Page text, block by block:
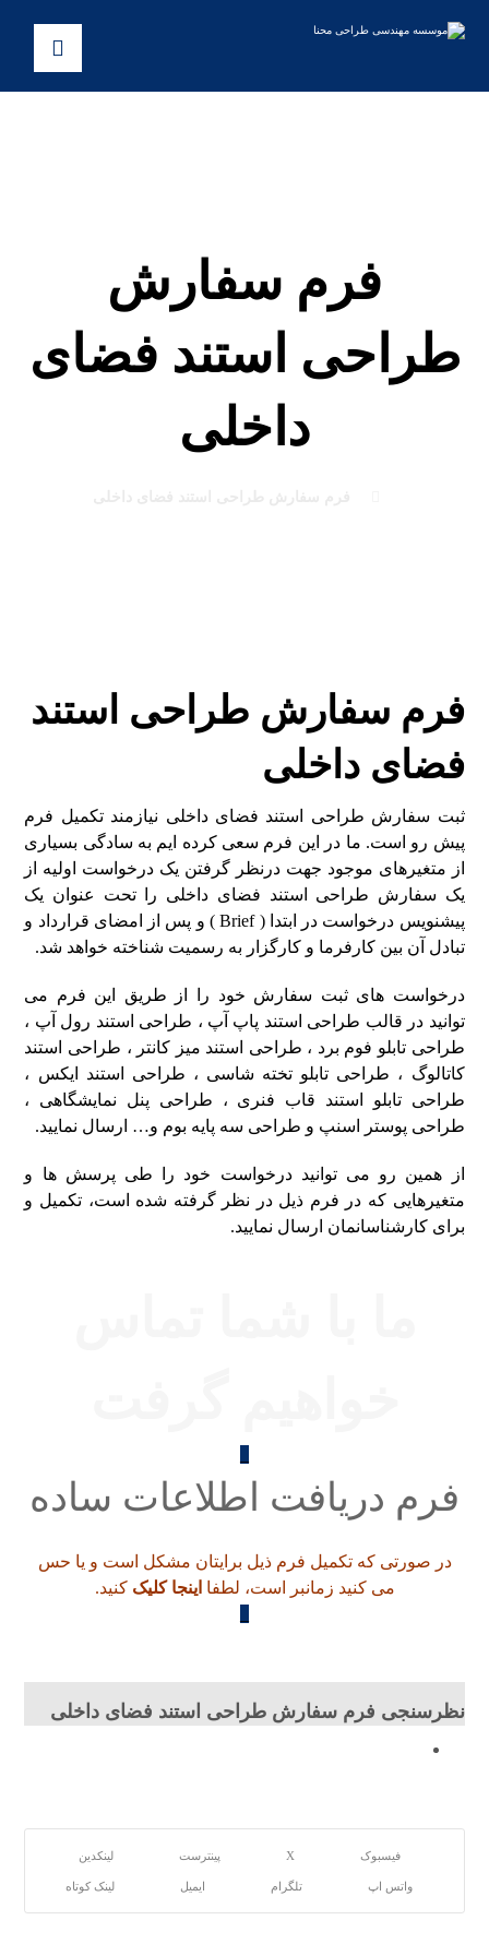
فرم سفارش
طراحی استند فضای
داخلی
فرم سفارش طراحی استند
فضای داخلی
ثبت سفارش طراحی استند فضای داخلی نیازمند تکمیل فرم
پیش رو است. ما در این فرم سعی کرده ایم به سادگی بسیاری
از متغیرهای موجود جهت درنظر گرفتن یک درخواست اولیه از
یک سفارش طراحی استند فضای داخلی را تحت عنوان یک
پیشنویس درخواست در ابتدا ( Brief ) و پس از امضای قرارداد و
تبادل آن بین کارفرما و کارگزار به رسمیت شناخته خواهد شد.
درخواست های ثبت سفارش خود را از طریق این فرم می
توانید در قالب طراحی استند پاپ آپ ، طراحی استند رول آپ ،
طراحی تابلو فوم برد ، طراحی استند میز کانتر ، طراحی استند
کاتالوگ ، طراحی تابلو تخته شاسی ، طراحی استند ایکس ،
طراحی تابلو استند قاب فنری ، طراحی پنل نمایشگاهی ،
طراحی پوستر اسنپ و طراحی سه پایه بوم و… ارسال نمایید.
از همین رو می توانید درخواست خود را طی پرسش ها و
متغیرهایی که در فرم ذیل در نظر گرفته شده است، تکمیل و
برای کارشناسانمان ارسال نمایید.
فرم دریافت اطلاعات ساده
در صورتی که تکمیل فرم ذیل برایتان مشکل است و یا حس
می کنید زمانبر است، لطفا اینجا کلیک کنید.
نظرسنجی فرم سفارش طراحی استند فضای داخلی
فیسبوک X پینترست لینکدین
واتس اپ تلگرام ایمیل لینک کوتاه